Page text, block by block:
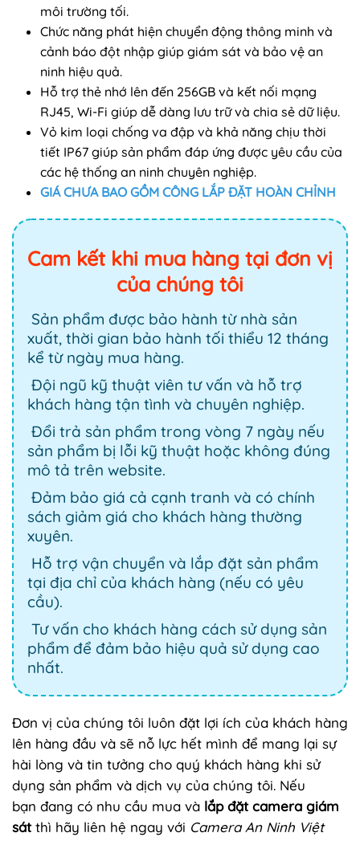
môi trường tối.
Chức năng phát hiện chuyển động thông minh và
cảnh báo đột nhập giúp giám sát và bảo vệ an
ninh hiệu quả.
Hỗ trợ thẻ nhớ lên đến 256GB và kết nối mạng
RJ45, Wi-Fi giúp dễ dàng lưu trữ và chia sẻ dữ liệu.
Vỏ kim loại chống va đập và khả năng chịu thời
tiết IP67 giúp sản phẩm đáp ứng được yêu cầu của
các hệ thống an ninh chuyên nghiệp.
GIÁ CHƯA BAO GỒM CÔNG LẮP ĐẶT HOÀN CHỈNH
Cam kết khi mua hàng tại đơn vị
của chúng tôi
Sản phẩm được bảo hành từ nhà sản
xuất, thời gian bảo hành tối thiểu 12 tháng
kể từ ngày mua hàng.
Đội ngũ kỹ thuật viên tư vấn và hỗ trợ
khách hàng tận tình và chuyên nghiệp.
Đổi trả sản phẩm trong vòng 7 ngày nếu
sản phẩm bị lỗi kỹ thuật hoặc không đúng
mô tả trên website.
Đảm bảo giá cả cạnh tranh và có chính
sách giảm giá cho khách hàng thường
xuyên.
Hỗ trợ vận chuyển và lắp đặt sản phẩm
tại địa chỉ của khách hàng (nếu có yêu
cầu).
Tư vấn cho khách hàng cách sử dụng sản
phẩm để đảm bảo hiệu quả sử dụng cao
nhất.
Đơn vị của chúng tôi luôn đặt lợi ích của khách hàng
lên hàng đầu và sẽ nỗ lực hết mình để mang lại sự
hài lòng và tin tưởng cho quý khách hàng khi sử
dụng sản phẩm và dịch vụ của chúng tôi. Nếu
bạn đang có nhu cầu mua và lắp đặt camera giám
sátthì hãy liên hệ ngay với Camera An Ninh Việt